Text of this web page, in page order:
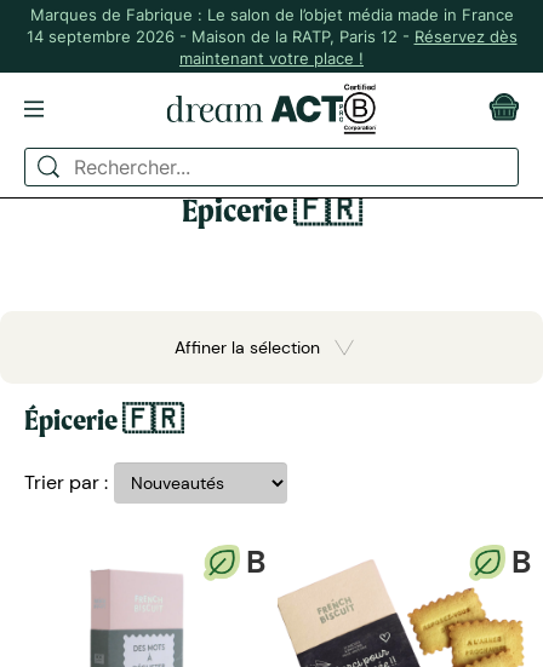
Marques de Fabrique : Le salon de l’objet média made in France
14 septembre 2026 - Maison de la RATP, Paris 12 - Réservez dès
maintenant votre place !
Épicerie 🇫🇷
Affiner la sélection
Épicerie 🇫🇷
Trier par :
B B